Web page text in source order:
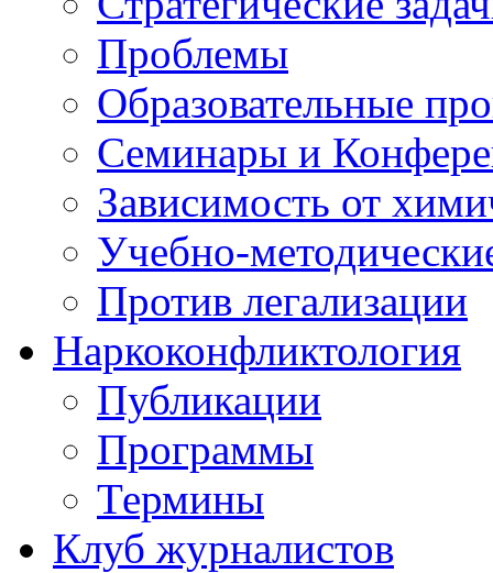
Проблемы
Образовательные
Семинары и
Зависимость от
Учебно-
Против легализации
Наркоконфликтология
Публикации
Программы
Термины
Клуб журналистов